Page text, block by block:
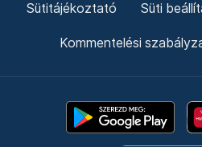
Sütitájékoztató Süti
Kommentelési